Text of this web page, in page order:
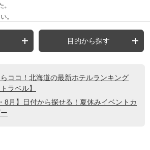
。
目的から探す
ココ！北海道の最新ホテルランキング
ラベル】
8月】日付から探せる！夏休みイベントカ